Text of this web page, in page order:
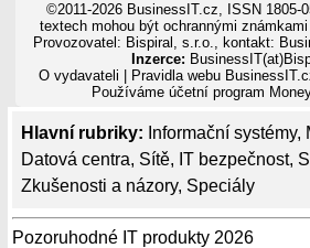
Hlavní rubriky: Informační systémy,
Datová centra, Sítě, IT bezpečnost,
Zkušenosti a názory, Speciály
Pozoruhodné IT produkty 2026
©2011-2026 BusinessIT.cz, ISSN 1805-
textech mohou být ochrannými
Provozovatel: Bispiral, s.r.o., kontakt:
Inzerce:
O vydavateli
Pravidla webu
Používámeúčetní program